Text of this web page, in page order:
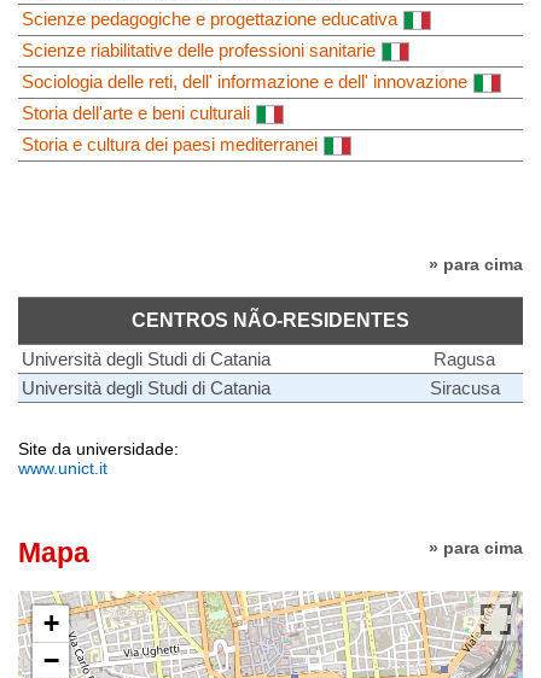
Scienze pedagogiche e progettazione educativa
Scienze riabilitative delle professioni sanitarie
Sociologia delle reti, dell' informazione e dell' innovazione
Storia dell'arte e beni culturali
Storia e cultura dei paesi mediterranei
» para cima
CENTROS NÃO-RESIDENTES
Università degli Studi di Catania
Ragusa
Università degli Studi di Catania
Siracusa
Site da universidade:
www.unict.it
» para cima
Mapa
+
−